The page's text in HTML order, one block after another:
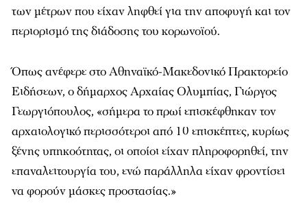
των μέτρων που είχαν ληφθεί για την αποφυγή και τον
περιορισμό της διάδοσης του κορωνοϊού.
Όπως ανέφερε στοΑθηναϊκό-Μακεδονικό Πρακτορείο
Ειδήσεων, ο δήμαρχος Αρχαίας Ολυμπίας, Γιώργος
Γεωργιόπουλος, «σήμερα το πρωί επισκέφθηκαν τον
αρχαιολογικό περισσότεροι από 10 επισκέπτες, κυρίως
ξένης υπηκοότητας, οι οποίοι είχαν πληροφορηθεί, την
επαναλειτουργία του, ενώ παράλληλα είχαν φροντίσει
να φορούν μάσκες προστασίας.»